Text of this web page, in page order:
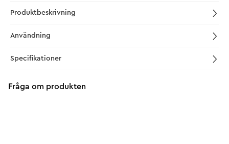
Produktbeskrivning
Användning
Specifikationer
Fråga om produkten